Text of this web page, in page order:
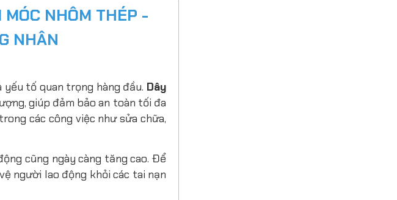
MÓC NHÔM THÉP -
NHÂN
tố quan trọng hàng đầu. Dây
giúp đảm bảo an toàn tối đa
các công việc như sửa chữa,
cũng ngày càng tăng cao. Để
người lao động khỏi các tai nạn